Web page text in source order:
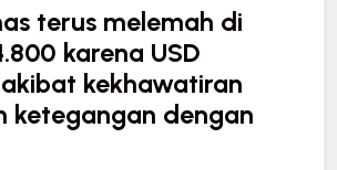
terus melemah di
karena USD
kekhawatiran
ketegangan dengan